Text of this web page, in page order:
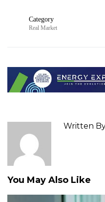
Category
Real Market
Written
You May Also Like